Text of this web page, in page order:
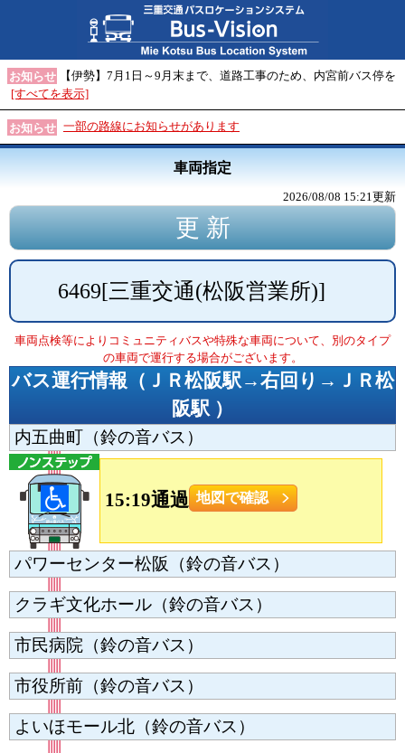
お知らせ
【伊勢】7月1日～9月末まで、道路工事のため、内宮前バス停を
[すべてを表示]
お知らせ 一部の路線にお知らせがあります
車両指定
2026/08/08 15:21 更新
6469[三重交通(松阪営業所)]
車両点検等によりコミュニティバスや特殊な車両について、別のタイプ
の車両で運行する場合がございます。
バス運行情報（ ＪＲ松阪駅→右回り→ＪＲ松
阪駅 ）
内五曲町（鈴の音バス）
15:19通過 地図で確認
パワーセンター松阪（鈴の音バス）
クラギ文化ホール（鈴の音バス）
市民病院（鈴の音バス）
市役所前（鈴の音バス）
よいほモール北（鈴の音バス）